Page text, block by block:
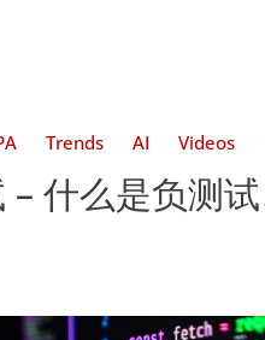
Trends AI Videos
什么是负测